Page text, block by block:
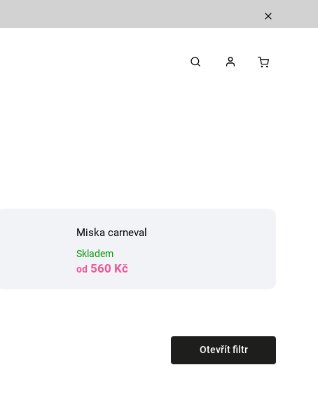
Miska carneval
Skladem
od 560 Kč
Otevřít filtr